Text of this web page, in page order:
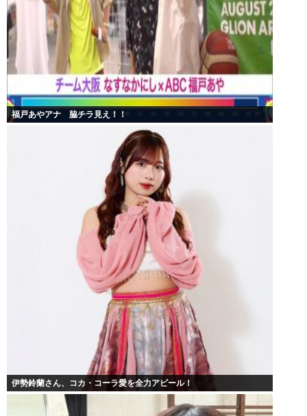
福戸あやアナ 脇チラ見え！！
伊勢鈴蘭さん、コカ・コーラ愛を全力アピール！